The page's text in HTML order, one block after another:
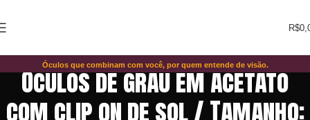
R$
Óculos que combinam com você, por quem entende de visão.
Óculos de grau em acetato
com clip on de sol / Tamanho: